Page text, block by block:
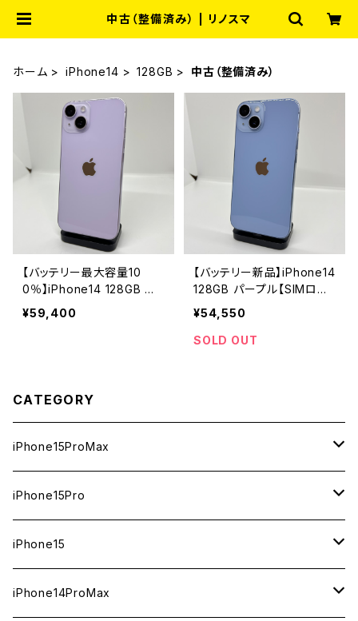
中古（整備済み） | リノスマ
ホーム iPhone14 128GB 中古（整備済み）
【バッテリー最大容量10
0％】iPhone14 128GB パ
ープル【SIMロック解除済
¥59,400
【バッテリー新品】iPhone14
128GB パープル【SIMロッ
ク解除済み】
¥54,550
SOLD OUT
CATEGORY
iPhone15ProMax
1TB
新品
中古（整備済み）
512GB
新品
256GB
iPhone15Pro
1TB
新品
512GB
iPhone15
512GB
iPhone14ProMax